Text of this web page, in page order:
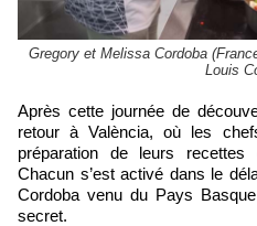
Gregory et Melissa Cordoba
Louis
Après cette journée de découverte des rizières de l’Albufera,
retour à València, où les
préparation de leurs
Chacun s’est activé dans le
Cordoba venu du Pays
secret.